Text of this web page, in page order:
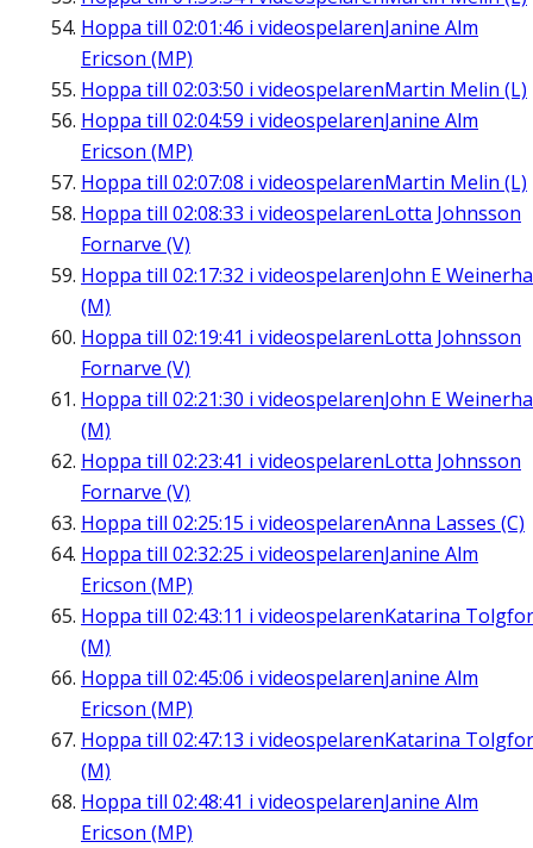
Hoppa till 02:01:46 i videospelarenJanine Alm
Ericson (MP)
Hoppa till 02:03:50 i videospelarenMartin Melin (L)
Hoppa till 02:04:59 i videospelarenJanine Alm
Ericson (MP)
Hoppa till 02:07:08 i videospelarenMartin Melin (L)
Hoppa till 02:08:33 i videospelarenLotta Johnsson
Fornarve (V)
Hoppa till 02:17:32 i videospelarenJohn E
(M)
Hoppa till 02:19:41 i videospelarenLotta Johnsson
Fornarve (V)
Hoppa till 02:21:30 i videospelarenJohn E
(M)
Hoppa till 02:23:41 i videospelarenLotta Johnsson
Fornarve (V)
Hoppa till 02:25:15 i videospelarenAnna Lasses (C)
Hoppa till 02:32:25 i videospelarenJanine Alm
Ericson (MP)
Hoppa till 02:43:11 i videospelarenKatarina
(M)
Hoppa till 02:45:06 i videospelarenJanine Alm
Ericson (MP)
Hoppa till 02:47:13 i videospelarenKatarina
(M)
Hoppa till 02:48:41 i videospelarenJanine Alm
Ericson (MP)